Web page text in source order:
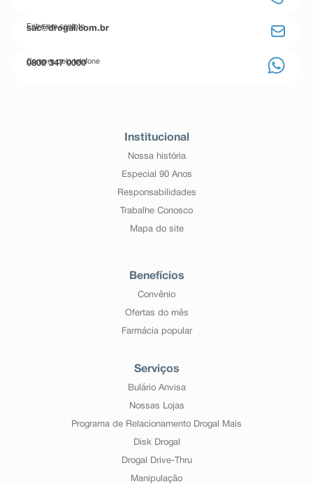
Entre em contato
sac@drogal.com.br
Compre pelo telefone
0800 347 0000
Institucional
Nossa história
Especial 90 Anos
Responsabilidades
Trabalhe Conosco
Mapa do site
Benefícios
Convênio
Ofertas do mês
Farmácia popular
Serviços
Bulário Anvisa
Nossas Lojas
Programa de Relacionamento Drogal Mais
Disk Drogal
Drogal Drive-Thru
Manipulação